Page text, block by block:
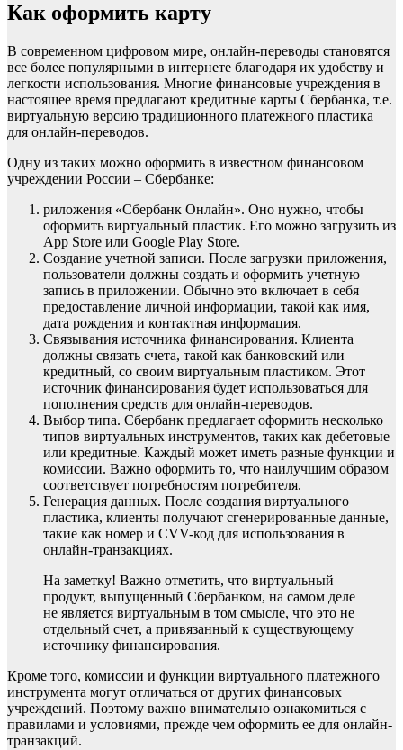
Как оформить карту
В современном цифровом мире, онлайн-переводы становятся
все более популярными в интернете благодаря их удобству и
легкости использования. Многие финансовые учреждения в
настоящее время предлагают кредитные карты Сбербанка, т.е.
виртуальную версию традиционного платежного пластика
для онлайн-переводов.
Одну из таких можно оформить в известном финансовом
учреждении России – Сбербанке:
риложения «Сбербанк Онлайн». Оно нужно, чтобы
оформить виртуальный пластик. Его можно загрузить из
App Store или Google Play Store.
Создание учетной записи. После загрузки приложения,
пользователи должны создать и оформить учетную
запись в приложении. Обычно это включает в себя
предоставление личной информации, такой как имя,
дата рождения и контактная информация.
Связывания источника финансирования. Клиента
должны связать счета, такой как банковский или
кредитный, со своим виртуальным пластиком. Этот
источник финансирования будет использоваться для
пополнения средств для онлайн-переводов.
Выбор типа. Сбербанк предлагает оформить несколько
типов виртуальных инструментов, таких как дебетовые
или кредитные. Каждый может иметь разные функции и
комиссии. Важно оформить то, что наилучшим образом
соответствует потребностям потребителя.
Генерация данных. После создания виртуального
пластика, клиенты получают сгенерированные данные,
такие как номер и CVV-код для использования в
онлайн-транзакциях.
На заметку! Важно отметить, что виртуальный
продукт, выпущенный Сбербанком, на самом деле
не является виртуальным в том смысле, что это не
отдельный счет, а привязанный к существующему
источнику финансирования.
Кроме того, комиссии и функции виртуального платежного
инструмента могут отличаться от других финансовых
учреждений. Поэтому важно внимательно ознакомиться с
правилами и условиями, прежде чем оформить ее для онлайн-
транзакций.